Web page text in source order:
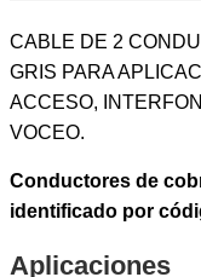
CABLE DE 2
GRIS PARA
ACCESO,
VOCEO.
Conductores de
identificado por
Aplicaciones